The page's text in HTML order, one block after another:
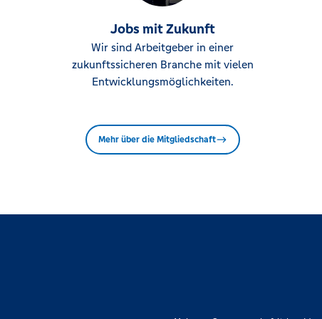
Jobs mit Zukunft
Wir sind Arbeitgeber in einer
zukunftssicheren Branche mit vielen
Entwicklungsmöglichkeiten.
Mehr über die Mitgliedschaft